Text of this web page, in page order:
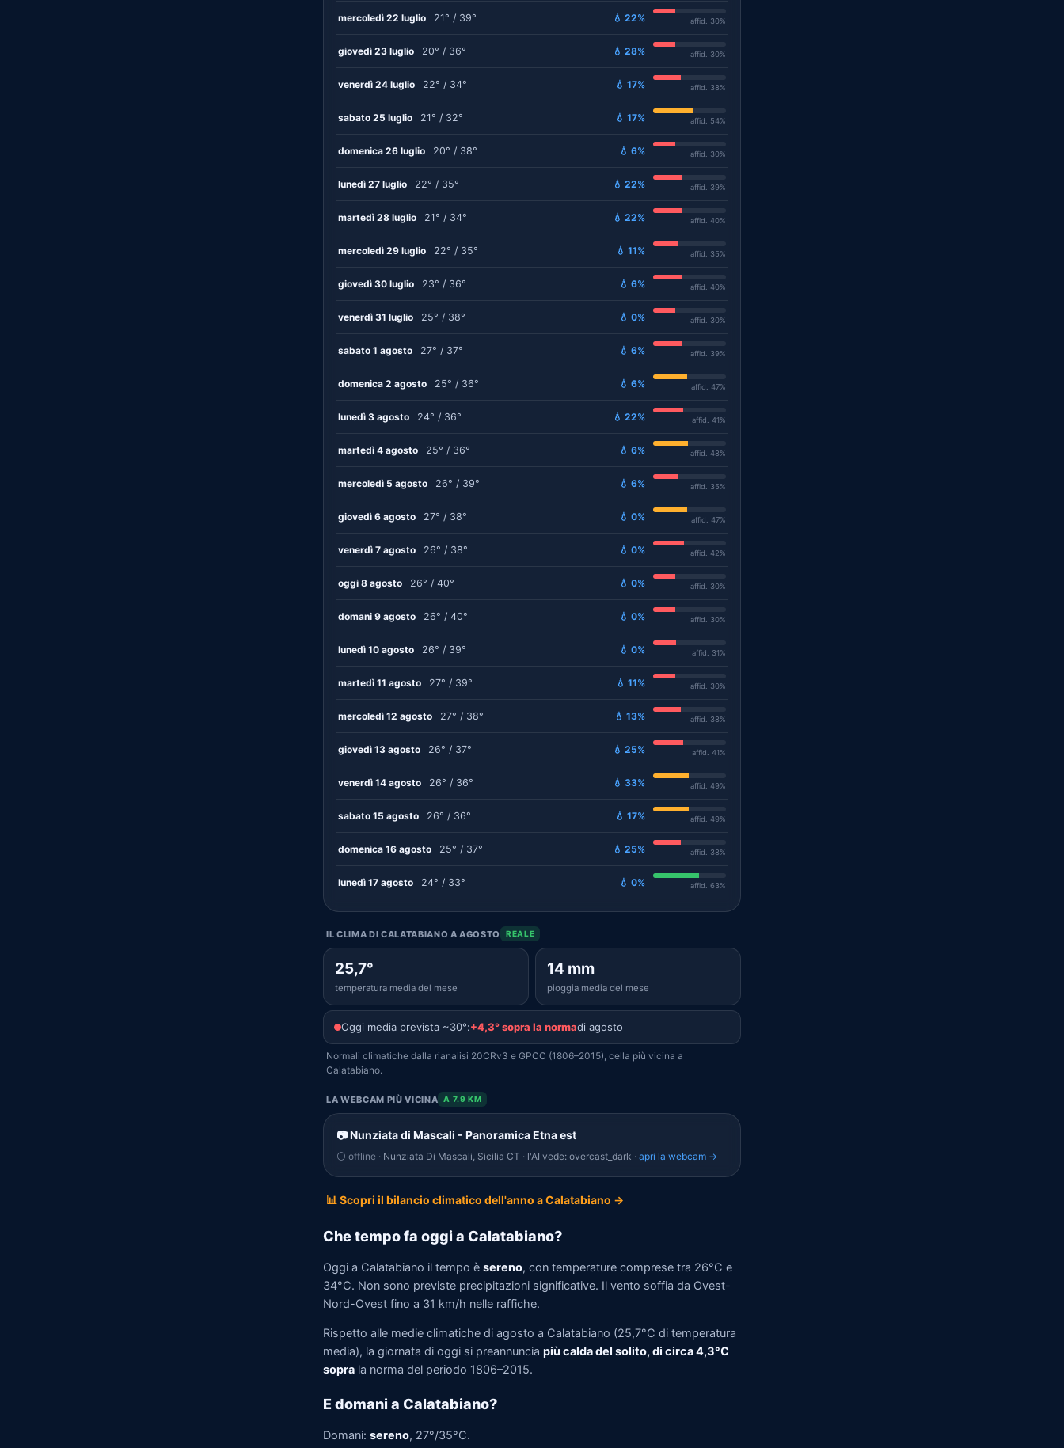
mercoledì 22 luglio 21° / 39° 💧 22% affid. 30%
giovedì 23 luglio 20° / 36° 💧 28% affid. 30%
venerdì 24 luglio 22° / 34° 💧 17% affid. 38%
sabato 25 luglio 21° / 32° 💧 17% affid. 54%
domenica 26 luglio 20° / 38° 💧 6% affid. 30%
lunedì 27 luglio 22° / 35° 💧 22% affid. 39%
martedì 28 luglio 21° / 34° 💧 22% affid. 40%
mercoledì 29 luglio 22° / 35° 💧 11% affid. 35%
giovedì 30 luglio 23° / 36° 💧 6% affid. 40%
venerdì 31 luglio 25° / 38° 💧 0% affid. 30%
sabato 1 agosto 27° / 37° 💧 6% affid. 39%
domenica 2 agosto 25° / 36° 💧 6% affid. 47%
lunedì 3 agosto 24° / 36° 💧 22% affid. 41%
martedì 4 agosto 25° / 36° 💧 6% affid. 48%
mercoledì 5 agosto 26° / 39° 💧 6% affid. 35%
giovedì 6 agosto 27° / 38° 💧 0% affid. 47%
venerdì 7 agosto 26° / 38° 💧 0% affid. 42%
oggi 8 agosto 26° / 40° 💧 0% affid. 30%
domani 9 agosto 26° / 40° 💧 0% affid. 30%
lunedì 10 agosto 26° / 39° 💧 0% affid. 31%
martedì 11 agosto 27° / 39° 💧 11% affid. 30%
mercoledì 12 agosto 27° / 38° 💧 13% affid. 38%
giovedì 13 agosto 26° / 37° 💧 25% affid. 41%
venerdì 14 agosto 26° / 36° 💧 33% affid. 49%
sabato 15 agosto 26° / 36° 💧 17% affid. 49%
domenica 16 agosto 25° / 37° 💧 25% affid. 38%
lunedì 17 agosto 24° / 33° 💧 0% affid. 63%
IL CLIMA DI CALATABIANO A AGOSTO REALE
25,7°
temperatura media del mese
14 mm
pioggia media del mese
Oggi media prevista ~30°:+4,3° sopra la normadi agosto
Normali climatiche dalla rianalisi 20CRv3 e GPCC (1806–2015), cella più vicina a
Calatabiano.
LA WEBCAM PIÙ VICINA A 7.9 KM
📷 Nunziata di Mascali - Panoramica Etna est
⚪ offline · Nunziata Di Mascali, Sicilia CT · l'AI vede: overcast_dark · apri la webcam →
📊 Scopri il bilancio climatico dell'anno a Calatabiano →
Che tempo fa oggi a Calatabiano?
Oggi a Calatabiano il tempo è sereno, con temperature comprese tra 26°C e
34°C. Non sono previste precipitazioni significative. Il vento soffia da Ovest-
Nord-Ovest fino a 31 km/h nelle raffiche.
Rispetto alle medie climatiche di agosto a Calatabiano (25,7°C di temperatura
media), la giornata di oggi si preannuncia più calda del solito, di circa 4,3°C
sopra la norma del periodo 1806–2015.
E domani a Calatabiano?
Domani: sereno, 27°/35°C.